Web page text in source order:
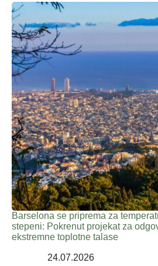
Barselona se priprema za
stepeni: Pokrenut projekat za
ekstremne toplotne talase
24.07.2026